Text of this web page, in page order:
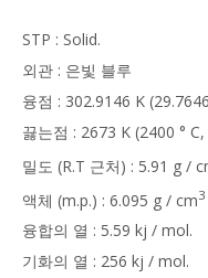
STP : Solid.
외관 : 은빛 블루
융점 : 302.9146 K
끓는점 : 2673 K (2400 °
밀도 (R.T 근처) : 5.91 g /
액체 (m.p.) : 6.095 g / cm3
융합의 열 : 5.59 kj / mol.
기화의 열 : 256 kj / mol.